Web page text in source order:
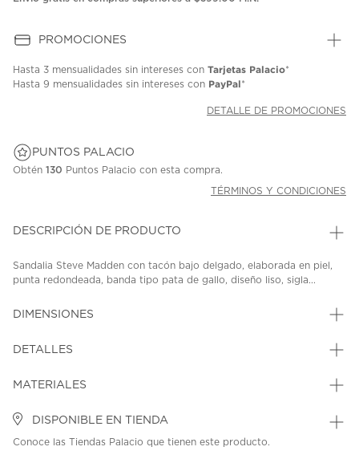
PROMOCIONES
Hasta 3 mensualidades sin intereses con Tarjetas Palacio*
Hasta 9 mensualidades sin intereses con PayPal*
DETALLE DE PROMOCIONES
PUNTOS PALACIO
Obtén 130 Puntos Palacio con esta compra.
TÉRMINOS Y CONDICIONES
DESCRIPCIÓN DE PRODUCTO
Sandalia Steve Madden con tacón bajo delgado, elaborada en piel,
punta redondeada, banda tipo pata de gallo, diseño liso, sigla...
DIMENSIONES
DETALLES
MATERIALES
DISPONIBLE EN TIENDA
Conoce las Tiendas Palacio que tienen este producto.